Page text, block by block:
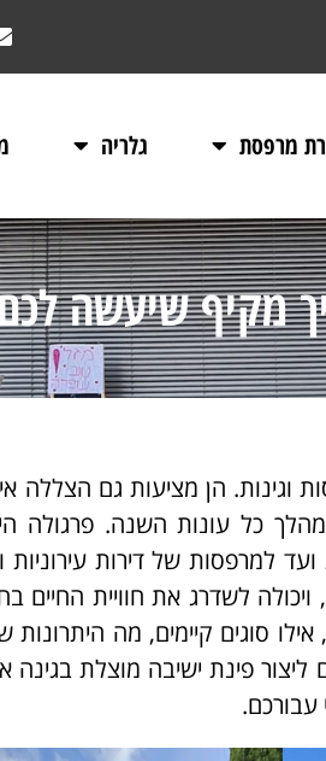
מרפסת גלריה
מקיף שיעשה
וגינות. הן מציעות גם הצללה
כל עונות השנה. פרגולה
למרפסות של דירות
לשדרג את חוויית החיים
סוגים קיימים, מה היתרונות
פינת ישיבה מוצלת בגינה